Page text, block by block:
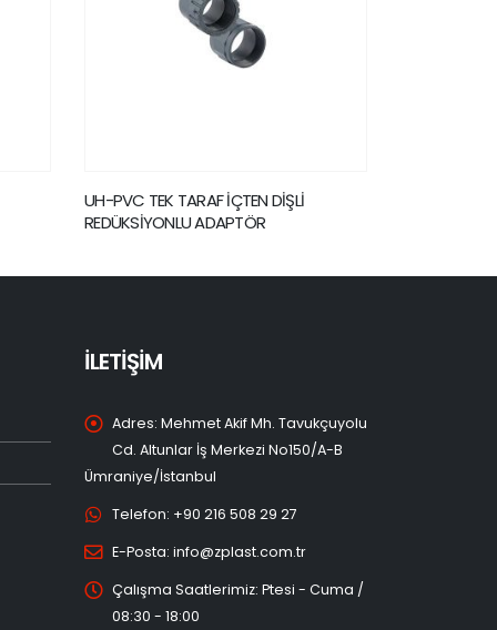
UH-PVC 90º ÇİFT TARAFI İÇTEN DİŞLİ
DİRSEK
İLETİŞİM
Adres: Mehmet Akif Mh. Tavukçuyolu
Cd. Altunlar İş Merkezi No150/A-B
Ümraniye/İstanbul
Telefon: +90 216 508 29 27
E-Posta: info@zplast.com.tr
Çalışma Saatlerimiz: Ptesi - Cuma /
08:30 - 18:00